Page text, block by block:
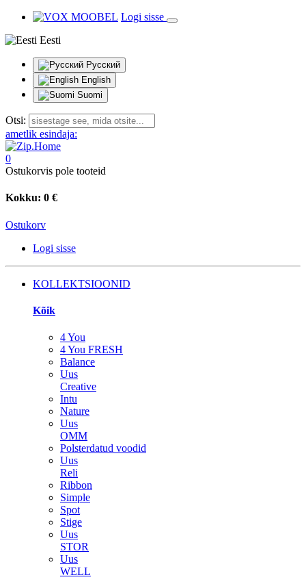
Logi sisse
Eesti
Русский
English
Suomi
Otsi:
ametlik esindaja:
0
Ostukorvis pole tooteid
Kokku: 0 €
Ostukorv
Logi sisse
KOLLEKTSIOONID
Kõik
4 You
4 You FRESH
Balance
Uus
Creative
Intu
Nature
Uus
OMM
Polsterdatud voodid
Uus
Reli
Ribbon
Simple
Spot
Stige
Uus
STOR
Uus
WELL